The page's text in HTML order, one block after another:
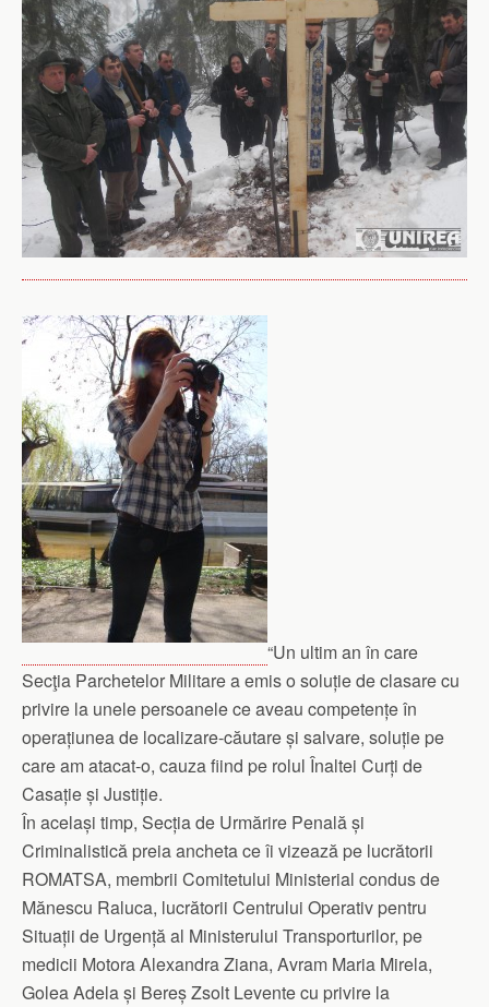
“Un ultim an în care
Secţia Parchetelor Militare a emis o soluție de clasare cu
privire la unele persoanele ce aveau competențe în
operațiunea de localizare-căutare și salvare, soluție pe
care am atacat-o, cauza fiind pe rolul Înaltei Curți de
Casație și Justiție.
În același timp, Secția de Urmărire Penală și
Criminalistică preia ancheta ce îi vizează pe lucrătorii
ROMATSA, membrii Comitetului Ministerial condus de
Mănescu Raluca, lucrătorii Centrului Operativ pentru
Situații de Urgență al Ministerului Transporturilor, pe
medicii Motora Alexandra Ziana, Avram Maria Mirela,
Golea Adela și Bereș Zsolt Levente cu privire la